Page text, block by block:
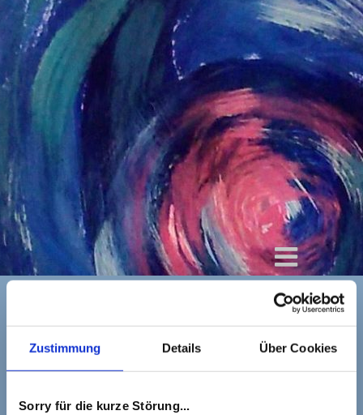
Zustimmung Details Über Cookies
Sorry für die kurze Störung...